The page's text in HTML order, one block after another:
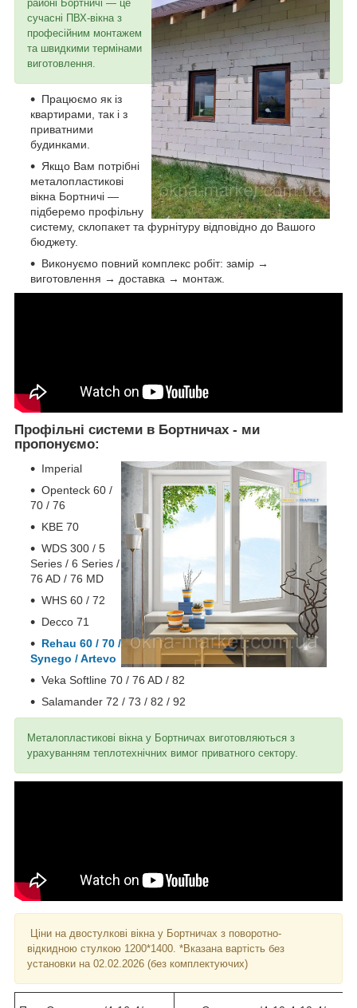
районі Бортничі — це
сучасні ПВХ-вікна з
професійним монтажем
та швидкими термінами
виготовлення.
Працюємо як із
квартирами, так і з
приватними
будинками.
Якщо Вам потрібні
металопластикові
вікна Бортничі —
підберемо профільну
систему, склопакет та фурнітуру відповідно до Вашого
бюджету.
Виконуємо повний комплекс робіт: замір →
виготовлення → доставка → монтаж.
Профільні системи в Бортничах - ми
пропонуємо:
Imperial
Openteck 60 /
70 / 76
KBE 70
WDS 300 / 5
Series / 6 Series /
76 AD / 76 MD
WHS 60 / 72
Decco 71
Rehau 60 / 70 /
Synego / Artevo
Veka Softline 70 / 76 AD / 82
Salamander 72 / 73 / 82 / 92
Металопластикові вікна у Бортничах виготовляються з
урахуванням теплотехнічних вимог приватного сектору.
Ціни на двостулкові вікна у Бортничах з поворотно-
відкидною стулкою 1200*1400. *Вказана вартість без
установки на 02.02.2026 (без комплектуючих)